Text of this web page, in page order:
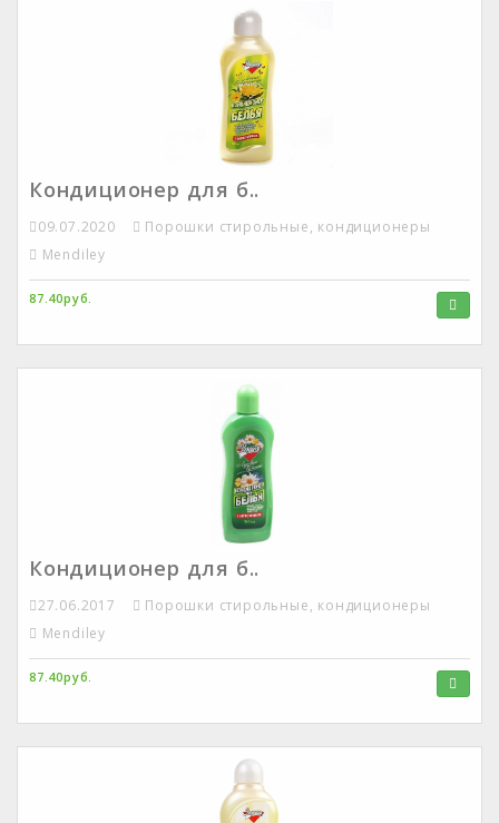
Кондиционер для б..
09.07.2020
Порошки стирольные, кондиционеры
Mendiley
87.40руб.
Кондиционер для б..
27.06.2017
Порошки стирольные, кондиционеры
Mendiley
87.40руб.